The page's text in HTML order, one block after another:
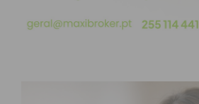
triste fazerem isto por carta
“Estamos em risco de